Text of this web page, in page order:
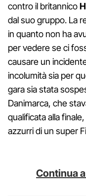
contro il britannico
dal suo gruppo. La
in quanto non ha
per vedere se ci
causare un
incolumità sia per
gara sia stata
Danimarca, che
qualificata alla
azzurri di un super
Continua